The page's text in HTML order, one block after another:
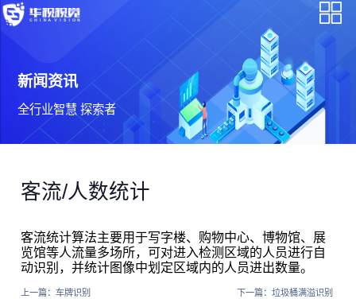
新闻资讯
全行业智慧 探索者
客流/人数统计
客流统计算法主要用于写字楼、购物中心、博物馆、展
览馆等人流量多场所，可对进入检测区域的人员进行自
动识别，并统计图像中划定区域内的人员进出数量。
上一篇： 车牌识别 下一篇：垃圾桶满溢识别